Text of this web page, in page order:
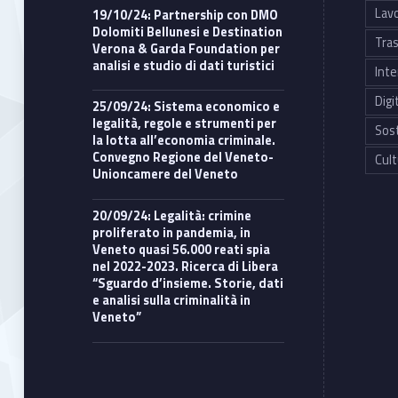
19/10/24: Partnership con DMO
Dolomiti Bellunesi e Destination
Verona & Garda Foundation per
analisi e studio di dati turistici
25/09/24: Sistema economico e
legalità, regole e strumenti per
la lotta all’economia criminale.
Convegno Regione del Veneto-
Unioncamere del Veneto
20/09/24: Legalità: crimine
proliferato in pandemia, in
Veneto quasi 56.000 reati spia
nel 2022-2023. Ricerca di Libera
“Sguardo d’insieme. Storie, dati
e analisi sulla criminalità in
Veneto”